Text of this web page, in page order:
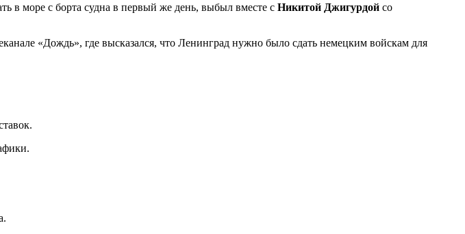
в море с борта судна в первый же день, выбыл вместе с Никитой Джигурдой со
«Дождь», где высказался, что Ленинград нужно было сдать немецким войскам для